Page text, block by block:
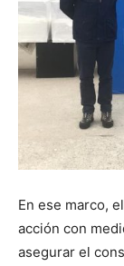
En ese marco,
acción con
asegurar el